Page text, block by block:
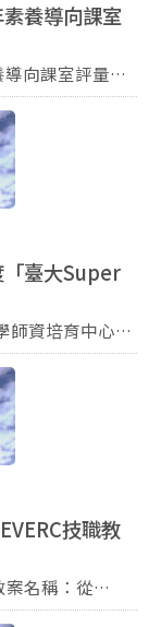
養導向課室
向課室評量工
「臺大Super
師資培育中心辦
等獎，師資培
技職教
師培